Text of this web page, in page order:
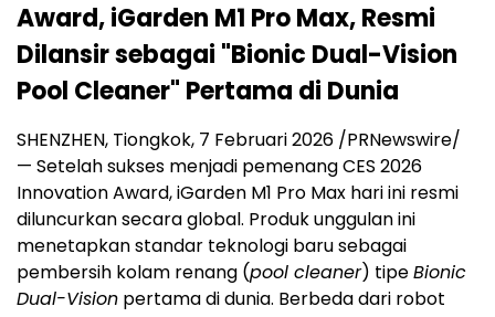
Award, iGarden M1 Pro Max, Resmi
Dilansir sebagai "Bionic Dual-Vision
Pool Cleaner" Pertama di Dunia
SHENZHEN, Tiongkok, 7 Februari 2026 /PRNewswire/
— Setelah sukses menjadi pemenang CES 2026
Innovation Award, iGarden M1 Pro Max hari ini resmi
diluncurkan secara global. Produk unggulan ini
menetapkan standar teknologi baru sebagai
pembersih kolam renang (pool cleaner) tipeBionic
Dual-Vision pertama di dunia. Berbeda dari robot